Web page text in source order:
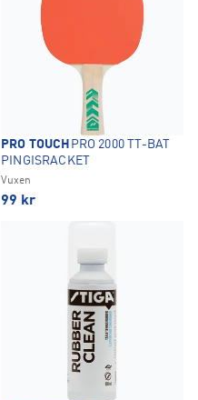
PRO TOUCH PRO 2000 TT-BAT
PINGISRACKET
Vuxen
99 kr